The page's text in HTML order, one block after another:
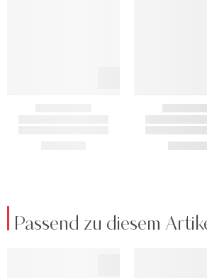
Passend zu diesem